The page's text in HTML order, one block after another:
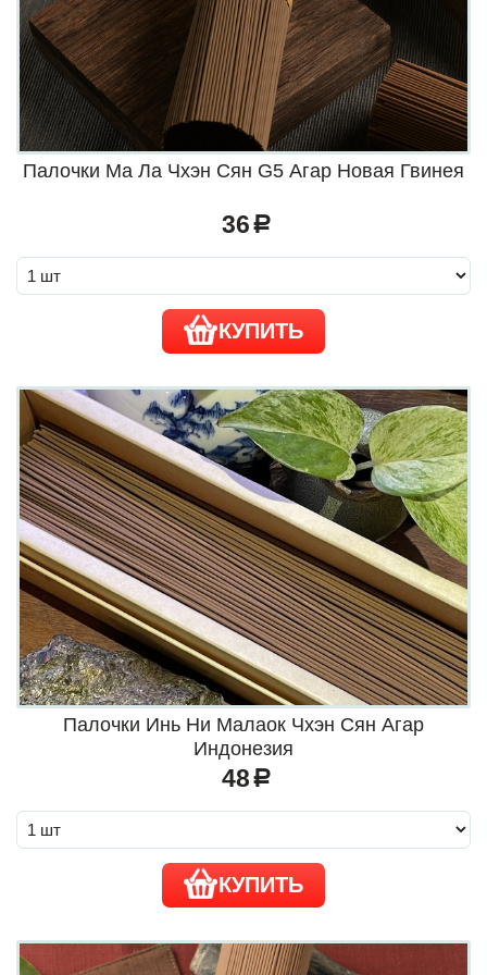
Палочки Ма Ла Чхэн Сян G5 Агар Новая Гвинея
36 a
КУПИТЬ
Палочки Инь Ни Малаок Чхэн Сян Агар
Индонезия
48 a
КУПИТЬ